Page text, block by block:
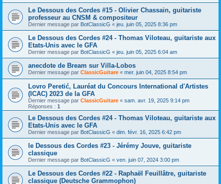
Le Dessous des Cordes #15 - Olivier Chassain, guitariste
professeur au CNSM & compositeur
Dernier message par BotClassicG « jeu. juin 05, 2025 8:36 pm
Le Dessous des Cordes #24 - Thomas Viloteau, guitariste aux
Etats-Unis avec le GFA
Dernier message par BotClassicG « jeu. juin 05, 2025 6:04 am
anecdote de Bream sur Villa-Lobos
Dernier message par ClassicGuitare « mer. juin 04, 2025 8:54 pm
Lovro Peretić, Lauréat du Concours International d'Artistes
(ICAC) 2023 de la GFA
Dernier message par ClassicGuitare « sam. avr. 19, 2025 9:14 pm
Réponses : 1
Le Dessous des Cordes #24 - Thomas Viloteau, guitariste aux
Etats-Unis avec le GFA
Dernier message par BotClassicG « dim. févr. 16, 2025 6:42 pm
le Dessous des Cordes #23 - Jérémy Jouve, guitariste
classique
Dernier message par BotClassicG « ven. juin 07, 2024 3:00 pm
Le Dessous des Cordes #22 - Raphaël Feuillâtre, guitariste
classique (Deutsche Grammophon)